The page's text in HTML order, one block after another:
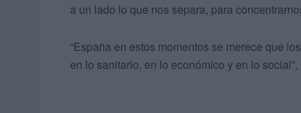
a un lado lo que nos separa, para
“España en estos momentos se merece que
en lo sanitario, en lo económico y en lo